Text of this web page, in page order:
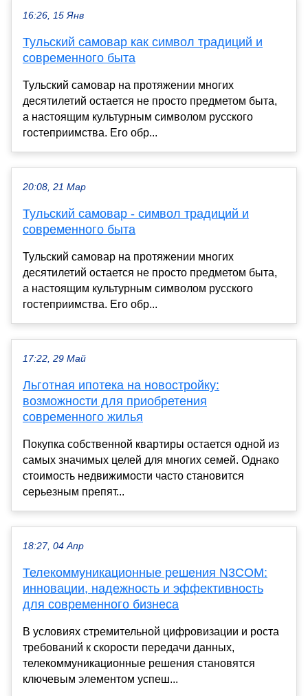
16:26, 15 Янв
Тульский самовар как символ традиций и
современного быта
Тульский самовар на протяжении многих
десятилетий остается не просто предметом быта,
а настоящим культурным символом русского
гостеприимства. Его обр...
20:08, 21 Мар
Тульский самовар - символ традиций и
современного быта
Тульский самовар на протяжении многих
десятилетий остается не просто предметом быта,
а настоящим культурным символом русского
гостеприимства. Его обр...
17:22, 29 Май
Льготная ипотека на новостройку:
возможности для приобретения
современного жилья
Покупка собственной квартиры остается одной из
самых значимых целей для многих семей. Однако
стоимость недвижимости часто становится
серьезным препят...
18:27, 04 Апр
Телекоммуникационные решения N3COM:
инновации, надежность и эффективность
для современного бизнеса
В условиях стремительной цифровизации и роста
требований к скорости передачи данных,
телекоммуникационные решения становятся
ключевым элементом успеш...